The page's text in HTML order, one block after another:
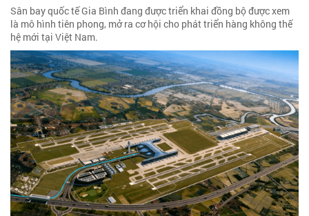
Sân bay quốc tế Gia Bình đang được triển khai đồng bộ được xem
là mô hình tiên phong, mở ra cơ hội cho phát triển hàng không thế
hệ mới tại Việt Nam.